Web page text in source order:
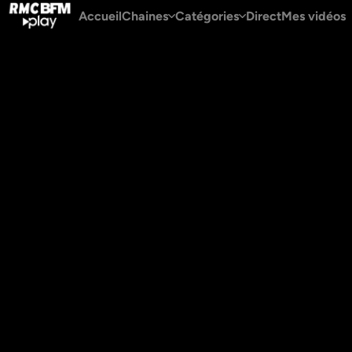
AccueilChaines Catégories DirectMes vidéos